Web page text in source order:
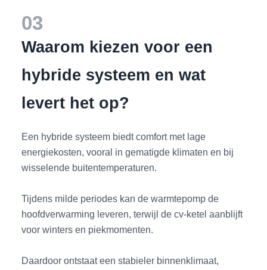
03
Waarom kiezen voor een
hybride systeem en wat
levert het op?
Een hybride systeem biedt comfort met lage
energiekosten, vooral in gematigde klimaten en bij
wisselende buitentemperaturen.
Tijdens milde periodes kan de warmtepomp de
hoofdverwarming leveren, terwijl de cv-ketel aanblijft
voor winters en piekmomenten.
Daardoor ontstaat een stabieler binnenklimaat,